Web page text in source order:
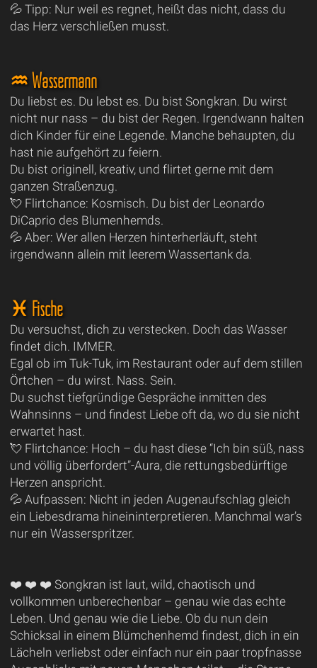
💦 Tipp: Nur weil es regnet, heißt das nicht, dass du
das Herz verschließen musst.
♒ Wassermann
Du liebst es. Du lebst es. Du bist Songkran. Du wirst
nicht nur nass – du bist der Regen. Irgendwann halten
dich Kinder für eine Legende. Manche behaupten, du
hast nie aufgehört zu feiern.
Du bist originell, kreativ, und flirtet gerne mit dem
ganzen Straßenzug.
💘 Flirtchance: Kosmisch. Du bist der Leonardo
DiCaprio des Blumenhemds.
💦 Aber: Wer allen Herzen hinterherläuft, steht
irgendwann allein mit leerem Wassertank da.
♓ Fische
Du versuchst, dich zu verstecken. Doch das Wasser
findet dich. IMMER.
Egal ob im Tuk-Tuk, im Restaurant oder auf dem stillen
Örtchen – du wirst. Nass. Sein.
Du suchst tiefgründige Gespräche inmitten des
Wahnsinns – und findest Liebe oft da, wo du sie nicht
erwartet hast.
💘 Flirtchance: Hoch – du hast diese “Ich bin süß, nass
und völlig überfordert”-Aura, die rettungsbedürftige
Herzen anspricht.
💦 Aufpassen: Nicht in jeden Augenaufschlag gleich
ein Liebesdrama hineininterpretieren. Manchmal war’s
nur ein Wasserspritzer.
❤️ ❤️ ❤️ Songkran ist laut, wild, chaotisch und
vollkommen unberechenbar – genau wie das echte
Leben. Und genau wie die Liebe. Ob du nun dein
Schicksal in einem Blümchenhemd findest, dich in ein
Lächeln verliebst oder einfach nur ein paar tropfnasse